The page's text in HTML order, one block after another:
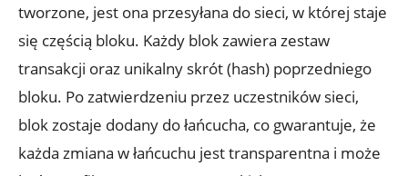
tworzone, jest ona przesyłana do sieci,⁤ w której ⁤staje
się częścią bloku. Każdy ‌blok zawiera‌ zestaw
transakcji oraz unikalny skrót (hash) poprzedniego
bloku. Po zatwierdzeniu przez uczestników sieci,
blok zostaje dodany do łańcucha, co gwarantuje, że
⁤każda zmiana w łańcuchu jest transparentna i może